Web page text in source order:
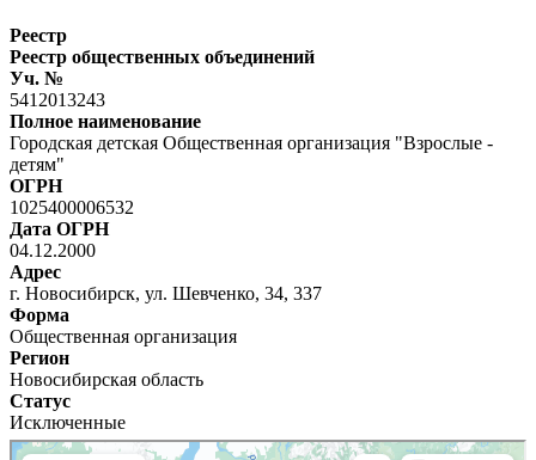
Реестр
Реестр общественных объединений
Уч. №
5412013243
Полное наименование
Городская детская Общественная организация "Взрослые -
детям"
ОГРН
1025400006532
Дата ОГРН
04.12.2000
Адрес
г. Новосибирск, ул. Шевченко, 34, 337
Форма
Общественная организация
Регион
Новосибирская область
Статус
Исключенные